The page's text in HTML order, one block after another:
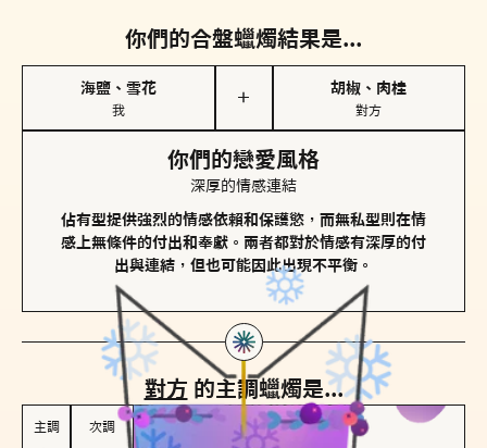
你們的合盤蠟燭結果是...
海鹽、雪花
我
＋
胡椒、肉桂
對方
你們的戀愛風格
深厚的情感連結
佔有型提供強烈的情感依賴和保護慾，而無私型則在情
感上無條件的付出和奉獻。兩者都對於情感有深厚的付
出與連結，但也可能因此出現不平衡。
對方 的主調蠟燭是...
主調 次調